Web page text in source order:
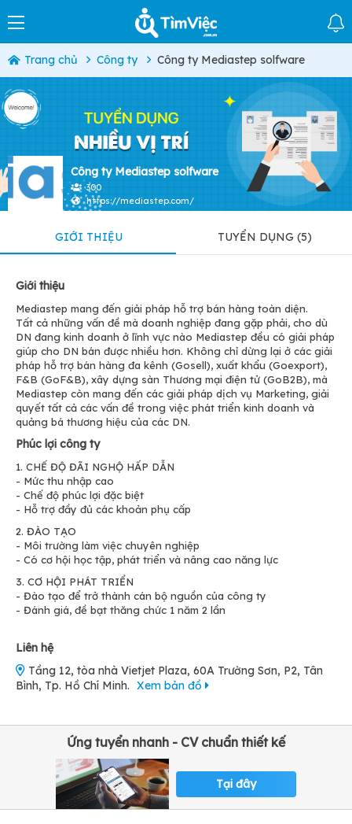
Trang chủ Công ty Công ty Mediastep solfware
Công ty Mediastep solfware
300
https://mediastep.com/
GIỚI THIỆU TUYỂN DỤNG (5)
Giới thiệu
Mediastep mang đến giải pháp hỗ trợ bán hàng toàn diện.
Tất cả những vấn đề mà doanh nghiệp đang gặp phải, cho dù
DN đang kinh doanh ở lĩnh vực nào Mediastep đều có giải pháp
giúp cho DN bán được nhiều hơn. Không chỉ dừng lại ở các giải
pháp hỗ trợ bán hàng đa kênh (Gosell), xuất khẩu (Goexport),
F&B (GoF&B), xây dựng sàn Thương mại điện tử (GoB2B), mà
Mediastep còn mang đến các giải pháp dịch vụ Marketing, giải
quyết tất cả các vấn đề trong việc phát triển kinh doanh và
quảng bá thương hiệu của các DN.
Phúc lợi công ty
1. CHẾ ĐỘ ĐÃI NGHỘ HẤP DẪN
- Mức thu nhập cao
- Chế độ phúc lợi đặc biệt
- Hỗ trợ đầy đủ các khoản phụ cấp
2. ĐÀO TẠO
- Môi trường làm việc chuyên nghiệp
- Có cơ hội học tập, phát triển và nâng cao năng lực
3. CƠ HỘI PHÁT TRIỂN
- Đào tạo để trở thành cán bộ nguồn của công ty
- Đánh giá, đề bạt thăng chức 1 năm 2 lần
Liên hệ
Tầng 12, tòa nhà Vietjet Plaza, 60A Trường Sơn, P2, Tân
Bình, Tp. Hồ Chí Minh. Xem bản đồ
Ứng tuyển nhanh - CV chuẩn thiết kế
Tại đây